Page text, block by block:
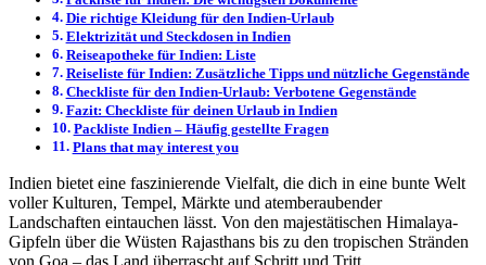
Die richtige Kleidung für den Indien-Urlaub
Elektrizität und Steckdosen in Indien
Reiseapotheke für Indien: Liste
Reiseliste für Indien: Zusätzliche Tipps und nützliche Gegenstände
Checkliste für den Indien-Urlaub: Verbotene Gegenstände
Fazit: Checkliste für deinen Urlaub in Indien
Packliste Indien – Häufig gestellte Fragen
Plans that may interest you
Indien bietet eine faszinierende Vielfalt, die dich in eine bunte Welt
voller Kulturen, Tempel, Märkte und atemberaubender
Landschaften eintauchen lässt. Von den majestätischen Himalaya-
Gipfeln über die Wüsten Rajasthans bis zu den tropischen Stränden
von Goa – das Land überrascht auf Schritt und Tritt.